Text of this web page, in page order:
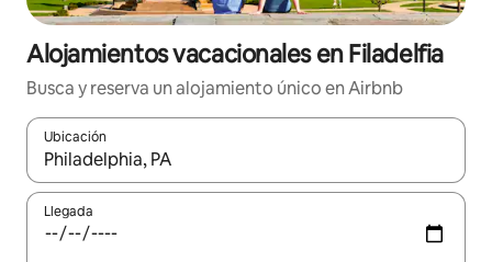
Alojamientos vacacionales en Filadelfia
Busca y reserva un alojamiento único en Airbnb
Ubicación
Cuando los resultados estén disponibles, podrás navegar
Llegada